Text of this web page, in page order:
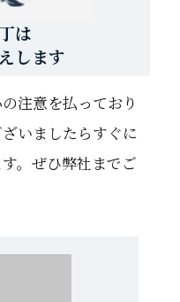
は
します
注意を払っており
いましたらすぐに
。ぜひ弊社までご